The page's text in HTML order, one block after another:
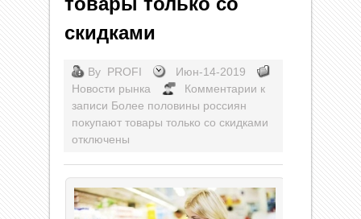
скидками
By PROFI
Июн-14-2019
Новости рынка
Комментарии к
записи Более половины россиян
покупают товары только со скидками
отключены